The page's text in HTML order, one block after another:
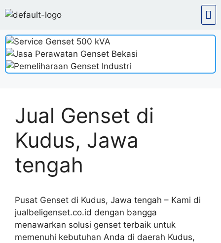
Jual Genset di
Kudus, Jawa
tengah
Pusat Genset di Kudus, Jawa tengah – Kami di
jualbeligenset.co.id dengan bangga
menawarkan solusi genset terbaik untuk
memenuhi kebutuhan Anda di daerah Kudus,